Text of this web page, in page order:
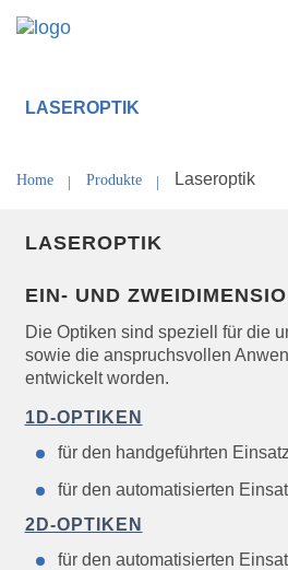
LASEROPTIK
Home Produkte Laseroptik
LASEROPTIK
EIN- UND
Die Optiken sind speziell für die
sowie die anspruchsvollen
entwickelt worden.
1D-OPTIKEN
für den handgeführten
für den automatisierten
2D-OPTIKEN
für den automatisierten